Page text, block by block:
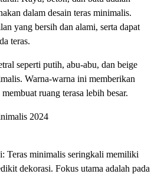
dalam desain teras minimalis.
yang bersih dan alami, serta dapat
teras.
seperti putih, abu-abu, dan beige
Warna-warna ini memberikan
ruang terasa lebih besar.
Teras minimalis seringkali memiliki
dekorasi. Fokus utama adalah pada